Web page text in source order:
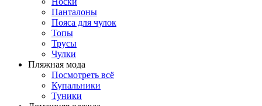
Панталоны
Поясa для чулок
Топы
Трусы
Чулки
Пляжная мода
Посмотреть всё
Купальники
Туники